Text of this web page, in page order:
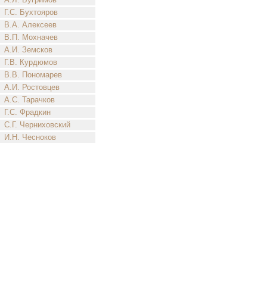
Г.С. Бухтояров
В.А. Алексеев
В.П. Мохначев
А.И. Земсков
Г.В. Курдюмов
В.В. Пономарев
А.И. Ростовцев
А.С. Тарачков
Г.С. Фрадкин
С.Г. Черниховский
И.Н. Чесноков